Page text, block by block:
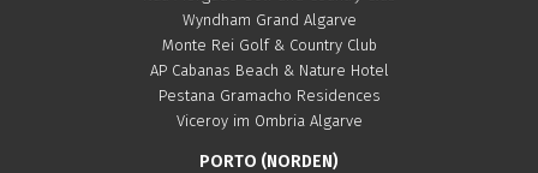
Wyndham Grand Algarve
Monte Rei Golf & Country Club
AP Cabanas Beach & Nature Hotel
Pestana Gramacho Residences
Viceroy im Ombria Algarve
PORTO (NORDEN)